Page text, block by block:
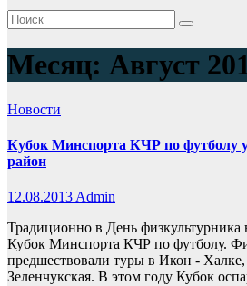
Месяц: Август
Новости
Кубок Минспорта КЧР по футболу
район
12.08.2013Admin
Традиционно в День физкультурника
Кубок Минспорта КЧР по футболу.
предшествовали туры в Икон -
Зеленчукская. В этом году Кубок